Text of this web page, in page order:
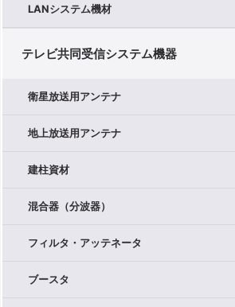
LANシステム機材
テレビ共同受信システム機器
衛星放送用アンテナ
地上放送用アンテナ
建柱資材
混合器（分波器）
フィルタ・アッテネータ
ブースタ